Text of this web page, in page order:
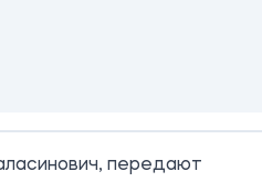
передают